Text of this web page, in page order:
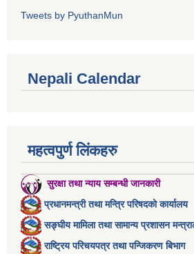
Tweets by PyuthanMun
Nepali Calendar
महत्वपुर्ण लिंकहरु
सुरक्षा तथा न्याय सम्बन्धी जानकारी
प्रधानमन्त्री तथा मन्त्रि परिषदको कार्यालय
सङ्घीय मामिला तथा सामान्य प्रशासन
राष्ट्रिय परिचयपत्र तथा पन्जिकरण बिभाग